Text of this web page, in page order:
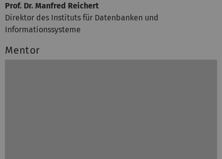
Prof. Dr. Manfred Reichert
Direktor des Instituts für Datenbanken und
Informationssysteme
Mentor